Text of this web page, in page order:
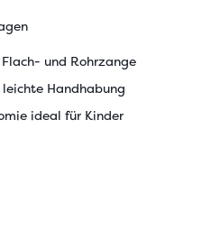
und Rohrzange
Handhabung
ideal für Kinder